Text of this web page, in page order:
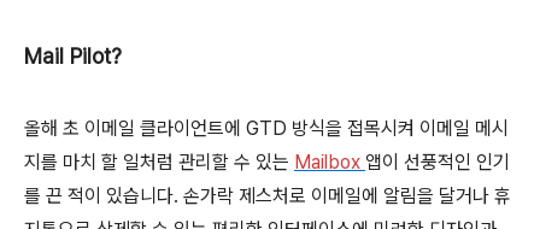
Mail Pilot?
올해 초 이메일 클라이언트에 GTD 방식을 접목시켜 이메일 메시
지를 마치 할 일처럼 관리할 수 있는 Mailbox 앱이 선풍적인 인기
를 끈 적이 있습니다. 손가락 제스처로 이메일에 알림을 달거나 휴